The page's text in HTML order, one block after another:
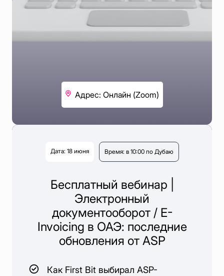
Адрес: Онлайн (Zoom)
Дата: 18 июня Время: в 10:00 по Дубаю
Бесплатный вебинар |
Электронный
документооборот /‎ ‎E-
Invoicing в ОАЭ: последние
обновления от ASP
Как First Bit выбирал ASP-